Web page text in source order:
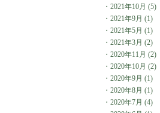
・ 2021年10月 (5)
・ 2021年9月 (1)
・ 2021年5月 (1)
・ 2021年3月 (2)
・ 2020年11月 (2)
・ 2020年10月 (2)
・ 2020年9月 (1)
・ 2020年8月 (1)
・ 2020年7月 (4)